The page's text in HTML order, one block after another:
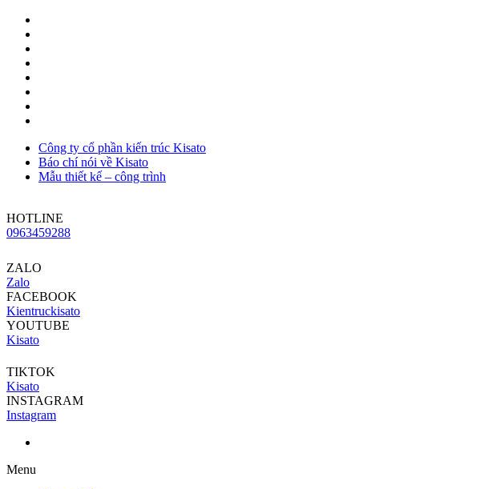
Công ty cổ phần kiến trúc Kisato
Báo chí nói về Kisato
Mẫu thiết kế – công trình
HOTLINE
0963459288
ZALO
Zalo
FACEBOOK
Kientruckisato
YOUTUBE
Kisato
TIKTOK
Kisato
INSTAGRAM
Instagram
Menu